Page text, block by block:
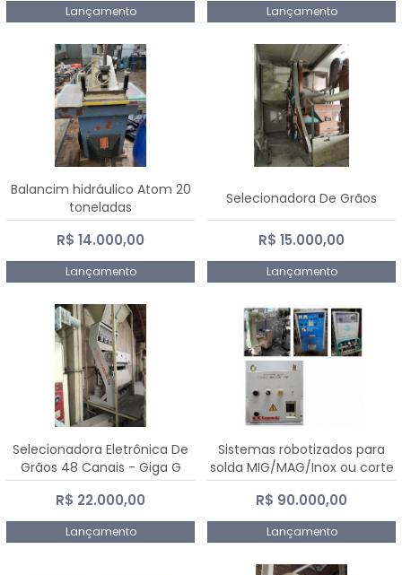
Lançamento Lançamento
Balancim hidráulico Atom 20
toneladas
R$ 14.000,00
Lançamento
Selecionadora De Grãos
R$ 15.000,00
Lançamento
Selecionadora Eletrônica De
Grãos 48 Canais - Giga G
10000
R$ 22.000,00
Lançamento
Sistemas robotizados para
solda MIG/MAG/Inox ou corte
plasma
R$ 90.000,00
Lançamento